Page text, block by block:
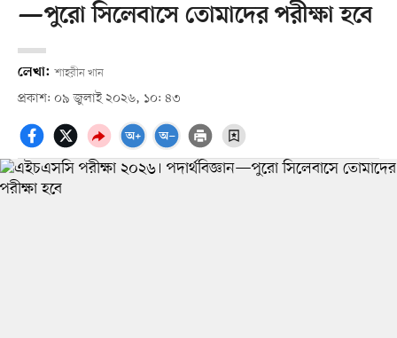
—পুরো সিলেবাসে তোমাদের পরীক্ষা হবে
লেখা: শাহরীন খান
প্রকাশ: ০৯ জুলাই ২০২৬, ১০: ৪৩